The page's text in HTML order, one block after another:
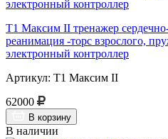
Т1 Максим II тренажер
реанимация -торс взрослого,
электронный контроллер
Артикул: Т1 Максим II
62000
В корзину
В наличии